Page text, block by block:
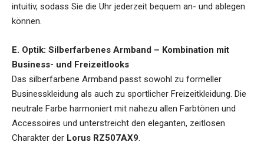
intuitiv, sodass Sie die Uhr jederzeit bequem an- und ablegen
können.
E. Optik: Silberfarbenes Armband – Kombination mit
Business- und Freizeitlooks
Das silberfarbene Armband passt sowohl zu formeller
Businesskleidung als auch zu sportlicher Freizeitkleidung. Die
neutrale Farbe harmoniert mit nahezu allen Farbtönen und
Accessoires und unterstreicht den eleganten, zeitlosen
Charakter der Lorus RZ507AX9